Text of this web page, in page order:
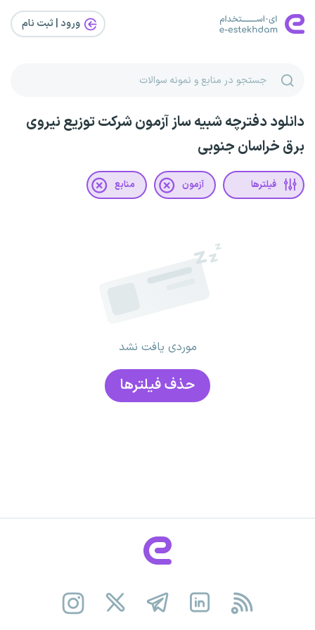
ورود | ثبت‌ نام
دانلود دفترچه شبیه ساز آزمون شرکت توزیع نیروی
برق خراسان جنوبی
فیلترها آزمون منابع
موردی یافت نشد
حذف فیلتر‌ها